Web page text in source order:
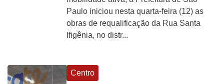
Paulo iniciou nesta quarta-feira (12) as
obras de requalificação da Rua Santa
Ifigênia, no distr...
Centro